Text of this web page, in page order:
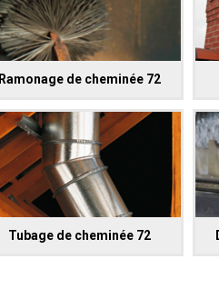
Ramonage de cheminée 72
Tubage de cheminée 72